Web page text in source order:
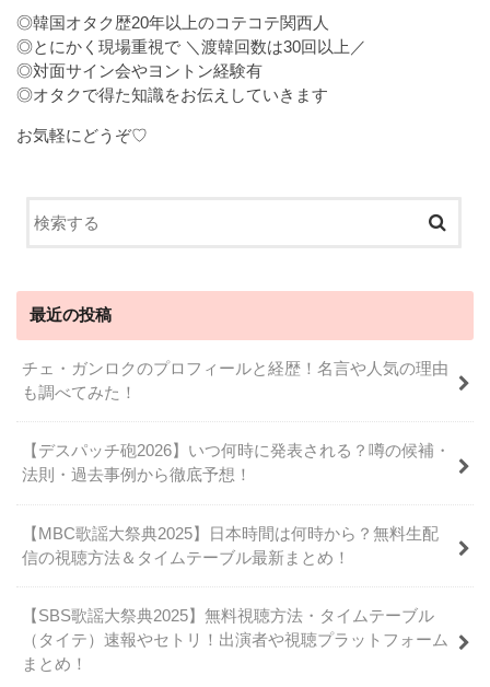
◎韓国オタク歴20年以上のコテコテ関西人
◎とにかく現場重視で ＼渡韓回数は30回以上／
◎対面サイン会やヨントン経験有
◎オタクで得た知識をお伝えしていきます
お気軽にどうぞ♡
最近の投稿
チェ・ガンロクのプロフィールと経歴！名言や人気の理由
も調べてみた！
【デスパッチ砲2026】いつ何時に発表される？噂の候補・
法則・過去事例から徹底予想！
【MBC歌謡大祭典2025】日本時間は何時から？無料生配
信の視聴方法＆タイムテーブル最新まとめ！
【SBS歌謡大祭典2025】無料視聴方法・タイムテーブル
（タイテ）速報やセトリ！出演者や視聴プラットフォーム
まとめ！